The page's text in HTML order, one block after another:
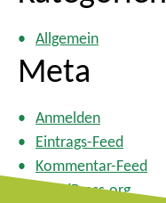
Allgemein
Meta
Anmelden
Eintrags-Feed
Kommentar-Feed
WordPress.org